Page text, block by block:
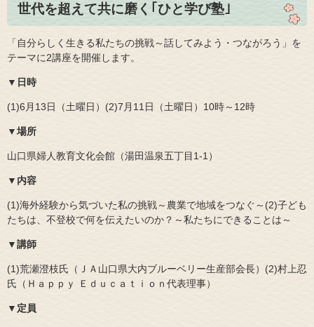
世代を超えて共に磨く｢ひと学び塾｣
「自分らしく生きる私たちの挑戦～話してみよう・つながろう」を
テーマに2講座を開催します。
▼日時
(1)6月13日（土曜日）(2)7月11日（土曜日）10時～12時
▼場所
山口県婦人教育文化会館（湯田温泉五丁目1‐1）
▼内容
(1)海外経験から気づいた私の挑戦～農業で地域をつなぐ～(2)子ども
たちは、不登校で何を伝えたいのか？～私たちにできることは～
▼講師
(1)荒瀬澄枝氏（ＪＡ山口県大内ブルーベリー生産部会長）(2)村上忍
氏（Ｈａｐｐｙ Ｅｄｕｃａｔｉｏｎ代表理事）
▼定員